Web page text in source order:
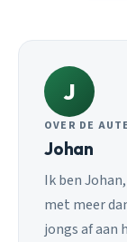
J
OVER DE
Johan
Ik ben
met meer
jongs af aan